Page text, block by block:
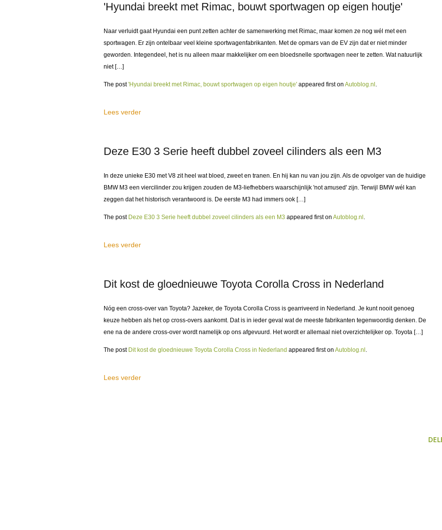
'Hyundai breekt met Rimac, bouwt sportwagen op eigen houtje'
Naar verluidt gaat Hyundai een punt zetten achter de samenwerking met Rimac, maar komen ze nog wél met een
sportwagen. Er zijn ontelbaar veel kleine sportwagenfabrikanten. Met de opmars van de EV zijn dat er niet minder
geworden. Integendeel, het is nu alleen maar makkelijker om een bloedsnelle sportwagen neer te zetten. Wat natuurlijk
niet […]
The post'Hyundai breekt met Rimac, bouwt sportwagen op eigen houtje' appeared first on Autoblog.nl .
Lees verder
Deze E30 3 Serie heeft dubbel zoveel cilinders als een M3
In deze unieke E30 met V8 zit heel wat bloed, zweet en tranen. En hij kan nu van jou zijn. Als de opvolger van de huidige
BMW M3 een viercilinder zou krijgen zouden de M3-liefhebbers waarschijnlijk 'not amused' zijn. Terwijl BMW wél kan
zeggen dat het historisch verantwoord is. De eerste M3 had immers ook […]
The post Deze E30 3 Serie heeft dubbel zoveel cilinders als een M3 appeared first on Autoblog.nl .
Lees verder
Dit kost de gloednieuwe Toyota Corolla Cross in Nederland
Nóg een cross-over van Toyota? Jazeker, de Toyota Corolla Cross is gearriveerd in Nederland. Je kunt nooit genoeg
keuze hebben als het op cross-overs aankomt. Dat is in ieder geval wat de meeste fabrikanten tegenwoordig denken. De
ene na de andere cross-over wordt namelijk op ons afgevuurd. Het wordt er allemaal niet overzichtelijker op. Toyota […]
The post Dit kost de gloednieuwe Toyota Corolla Cross in Nederland appeared first on Autoblog.nl .
Lees verder